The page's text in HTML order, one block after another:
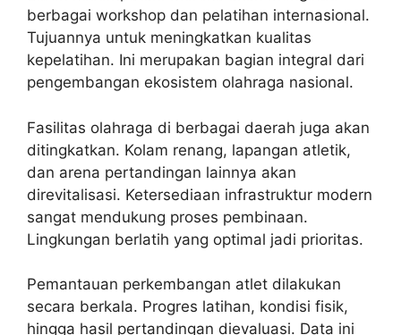
berbagai workshop dan pelatihan internasional.
Tujuannya untuk meningkatkan kualitas
kepelatihan. Ini merupakan bagian integral dari
pengembangan ekosistem olahraga nasional.
Fasilitas olahraga di berbagai daerah juga akan
ditingkatkan. Kolam renang, lapangan atletik,
dan arena pertandingan lainnya akan
direvitalisasi. Ketersediaan infrastruktur modern
sangat mendukung proses pembinaan.
Lingkungan berlatih yang optimal jadi prioritas.
Pemantauan perkembangan atlet dilakukan
secara berkala. Progres latihan, kondisi fisik,
hingga hasil pertandingan dievaluasi. Data ini